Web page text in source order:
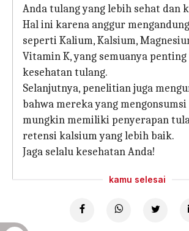
Anda tulang yang lebih sehat dan
Hal ini karena anggur
seperti Kalium, Kalsium,
Vitamin K, yang semuanya
kesehatan tulang.
Selanjutnya, penelitian juga
bahwa mereka yang
mungkin memiliki penyerapan
retensi kalsium yang lebih baik.
Jaga selalu kesehatan Anda!
kamu selesai